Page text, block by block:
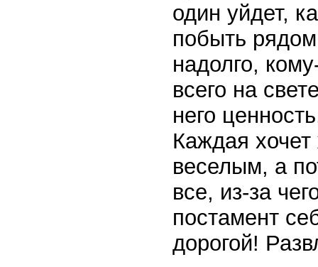
один уйдет,
побыть
надолго,
всего на
него
Каждая
веселым, а
все, из-за
постамент
дорогой!